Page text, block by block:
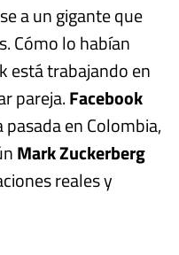
a un gigante que
Cómo lo habían
está trabajando en
pareja.Facebook
en Colombia,
Mark Zuckerberg
reales y